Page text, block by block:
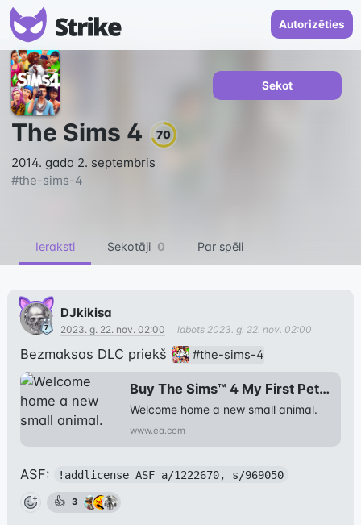
Autorizēties
The Sims 4 70
2014. gada 2. septembris
#the-sims-4
Sekot
Ieraksti Sekotāji 0 Par spēli
DJkikisa
2023. g. 22. nov. 02:00 labots 2023. g. 22. nov. 02:00
Bezmaksas DLC priekš #the-sims-4
Buy The Sims™ 4 My First Pet Stuff Stuff Pack - Electronic Arts
Welcome home a new small animal.
www.ea.com
ASF: !addlicense ASF a/1222670, s/969050
👍 3